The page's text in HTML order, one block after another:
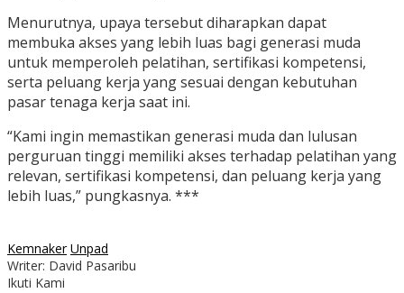
Menurutnya, upaya tersebut diharapkan dapat
membuka akses yang lebih luas bagi generasi muda
untuk memperoleh pelatihan, sertifikasi kompetensi,
serta peluang kerja yang sesuai dengan kebutuhan
pasar tenaga kerja saat ini.
“Kami ingin memastikan generasi muda dan lulusan
perguruan tinggi memiliki akses terhadap pelatihan yang
relevan, sertifikasi kompetensi, dan peluang kerja yang
lebih luas,” pungkasnya. ***
Kemnaker Unpad
Writer: David Pasaribu
Ikuti Kami